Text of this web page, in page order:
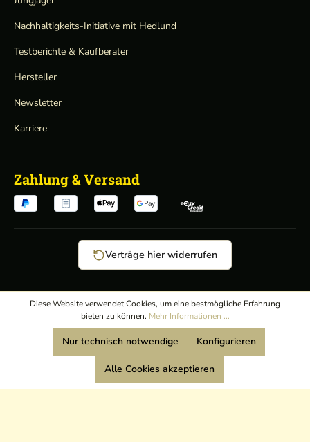
Nachhaltigkeits-Initiative mit Hedlund
Testberichte & Kaufberater
Hersteller
Newsletter
Karriere
Zahlung & Versand
Verträge hier widerrufen
AGB/
Datenschutz/
Wir sind Mitglied:
Diese Website verwendet Cookies, um eine bestmögliche Erfahrung
bieten zu können. Mehr Informationen ...
Nur technisch notwendige Konfigurieren
Alle Cookies akzeptieren